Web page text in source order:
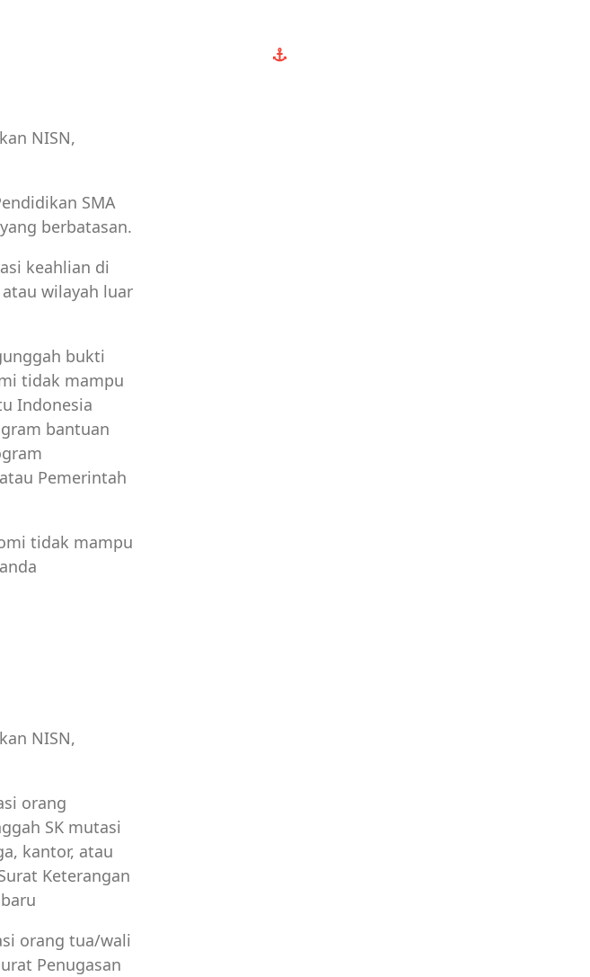
NISN,
SMA
berbatasan.
keahlian di
wilayah luar
bukti
tidak mampu
Indonesia
bantuan
Pemerintah
tidak mampu
NISN,
orang
SK mutasi
kantor, atau
Keterangan
orang tua/wali
Penugasan